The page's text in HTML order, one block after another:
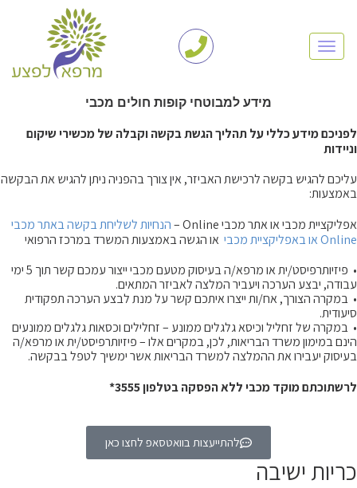
TOGGLE NAVIGATION
מידע למבוטחי קופות חולים מכבי
לפניכם מידע כללי על תהליך הגשת בקשה וקבלה של מכשירי שיקום
וניידות
עליכם להגיש בקשה לרכישת האביזר, אין צורך בהפניה ניתן להגיש את הבקשה
באמצעות:
אפליקציית מכבי או אתר מכבי Online –
הנחיות לשליחת בקשה באתר מכבי
Online או באפליקציית מכבי
או הגשה באמצעות המשרד במרכז הרפואי
• פיזיותרפיסט/ית או מרפא/ה בעיסוק מטעם מכבי ייצור עמכם קשר תוך 5 ימי
עבודה, יבצע הערכה ויעביר המלצה לאביזר המתאים.
• במקרה הצורך, אח/ות ייצרו איתכם קשר על מנת לבצע הערכה תפקודית
סיעודית.
• במקרה של זחליל וכיסא גלגלים ממונע – זחלילים וכסאות גלגלים ממונעים
הינם במימון משרד הבריאות, לכן, במקרים אלו – פיזיותרפיסט/ית או מרפא/ה
בעיסוק יעבירו את ההמלצה למשרד הבריאות אשר ימשיך לטפל בבקשה.
לרשתוכתם מוקד מכבי ללא הפסקה בטלפון 3555*
להתייעצות בוואטסאפ לחצו כאן
כריות ישיבה